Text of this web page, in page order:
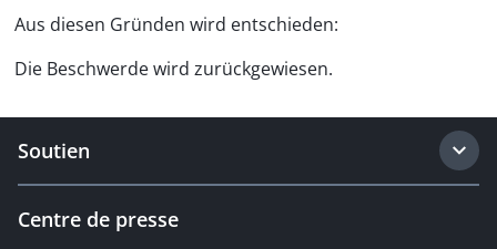
Aus diesen Gründen wird entschieden:
Die Beschwerde wird zurückgewiesen.
Soutien
Centre de presse